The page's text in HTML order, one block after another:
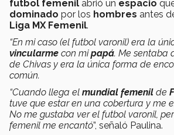
futbol femenil abrió un espacio
dominado por los hombres antes
Liga MX Femenil.
“En mi caso (el futbol varonil) era la
vincularme con mipapá. Me sentaba
de Chivas y era la única forma de
común.
“Cuando llega el mundial femenil de
tuve que estar en una cobertura y me
No me gustaba ver el futbol varonil,
femenil me encantó”, señaló Paulina.